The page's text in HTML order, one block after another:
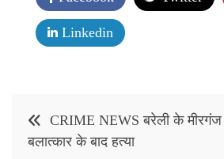
Linkedin
Post
navigation
CRIME NEWS बरेली के मीरगंज
बलात्कार के बाद हत्या